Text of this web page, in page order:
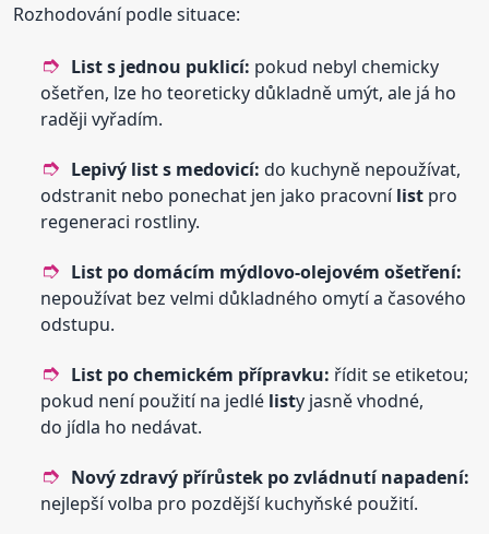
Rozhodování podle situace:
Lists jednou puklicí: pokud nebyl chemicky
ošetřen, lze ho teoreticky důkladně umýt, ale já ho
raději vyřadím.
Lepivý lists medovicí: do kuchyně nepoužívat,
odstranit nebo ponechat jen jako pracovnílist pro
regeneraci rostliny.
List po domácím mýdlovo-olejovém ošetření:
nepoužívat bez velmi důkladného omytí a časového
odstupu.
List po chemickém přípravku: řídit se etiketou;
pokud není použití na jedlé listy jasně vhodné,
do jídla ho nedávat.
Nový zdravý přírůstek po zvládnutí napadení:
nejlepší volba pro pozdější kuchyňské použití.